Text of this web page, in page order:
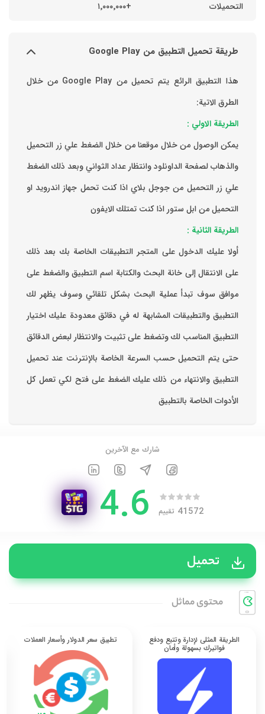
التحميلات +١٬٠٠٠٬٠٠٠
طريقة تحميل التطبيق من Google Play
هذا التطبيق الرائع يتم تحميل من Google Play من خلال
الطرق الاتية:
الطريقة الاولي :
يمكن الوصول من خلال موقعنا من خلال الضغط علي زر التحميل
والذهاب لصفحة الداونلود وانتظار عداد الثواني وبعد ذلك الضغط
علي زر التحميل من جوجل بلاي اذا كنت تحمل جهاز اندرويد او
التحميل من ابل ستور اذا كنت تمتلك الايفون
الطريقة الثانية :
‏أولا عليك الدخول على المتجر التطبيقات الخاصة بك ‏بعد ذلك
على الانتقال إلى خانة البحث والكتابة اسم التطبيق والضغط على
موافق ‏سوف تبدأ عملية البحث بشكل تلقائي وسوف يظهر لك
التطبيق والتطبيقات المشابهة له في دقائق معدودة ‏عليك اختيار
التطبيق المناسب لك وتضغط على تثبيت والانتظار لبعض الدقائق
حتى يتم التحميل حسب السرعة الخاصة بالإنترنت ‏عند تحميل
التطبيق والانتهاء من ذلك عليك الضغط على فتح لكي تعمل كل
الأدوات الخاصة بالتطبيق
شارك مع الآخرين
41572 تقييم 4.6
تحميل
محتوی مماثل
الطريقة المثلى لإدارة وتتبع ودفع
فواتيرك بسهولة وأمان
تطبيق سعر الدولار وأسعار العملات